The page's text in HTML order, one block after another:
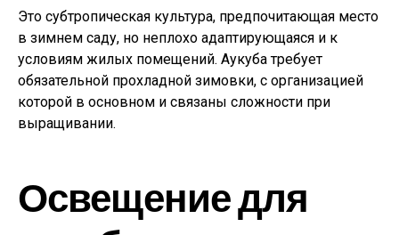
Это субтропическая культура, предпочитающая место
в зимнем саду, но неплохо адаптирующаяся и к
условиям жилых помещений. Аукуба требует
обязательной прохладной зимовки, с организацией
которой в основном и связаны сложности при
выращивании.
Освещение для